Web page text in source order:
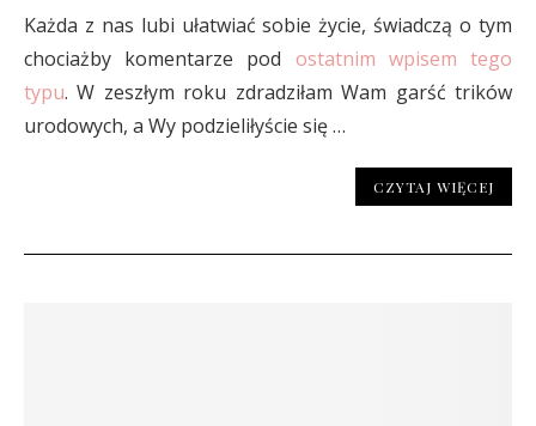
Każda z nas lubi ułatwiać sobie życie, świadczą o tym
chociażby komentarze pod ostatnim wpisem tego
typu. W zeszłym roku zdradziłam Wam garść trików
urodowych, a Wy podzieliłyście się …
CZYTAJ WIĘCEJ